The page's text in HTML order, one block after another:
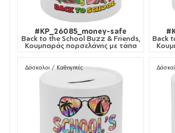
#KP_26085_money-safe
Back to the School Buzz & Friends,
Κουμπαράς πορσελάνης με τάπα
Back
Δάσκαλοι / Καθηγητές